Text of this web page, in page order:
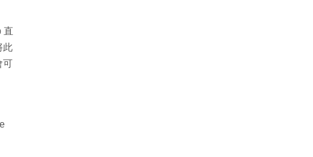
直
此
可